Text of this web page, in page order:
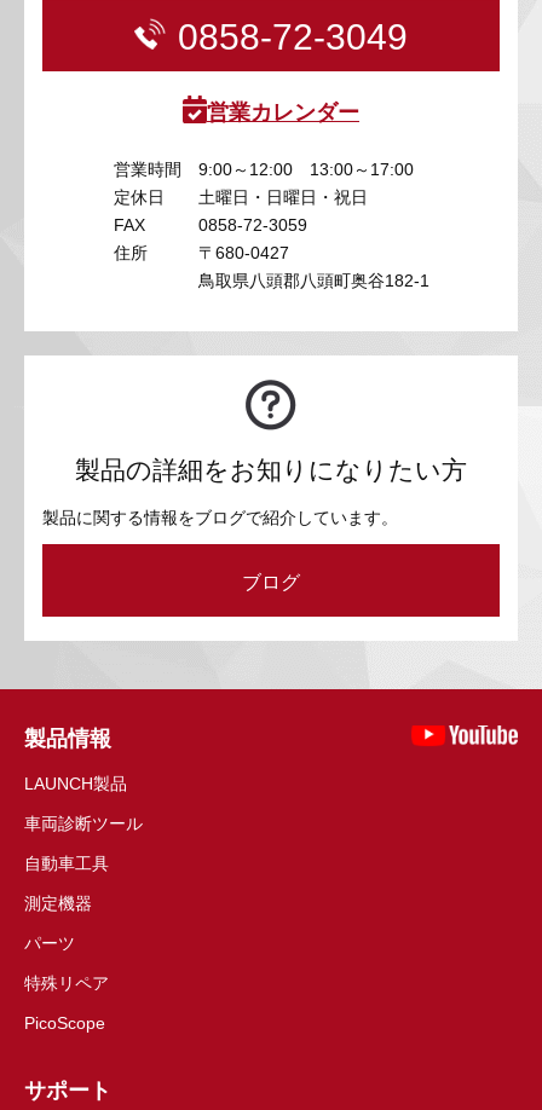
0858-72-3049
営業カレンダー
営業時間
9:00～12:00 13:00～17:00
定休日
土曜日・日曜日・祝日
FAX
0858-72-3059
住所
〒680-0427
鳥取県八頭郡八頭町奥谷182-1
製品の詳細をお知りになりたい方
製品に関する情報をブログで紹介しています。
ブログ
製品情報
LAUNCH製品
車両診断ツール
自動車工具
測定機器
パーツ
特殊リペア
PicoScope
サポート